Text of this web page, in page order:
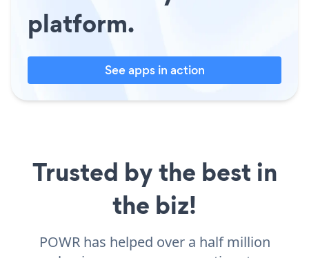
platform.
See apps in action
Trusted by the best in
the biz!
POWR has helped over a half million